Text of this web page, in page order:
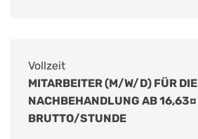
Vollzeit
MITARBEITER (M/W/D) FÜR DIE
NACHBEHANDLUNG AB 16,63¤
BRUTTO/STUNDE